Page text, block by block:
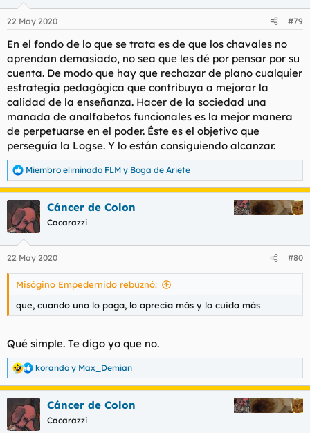
e
:
22 May 2020 #79
En el fondo de lo que se trata es de que los chavales no
aprendan demasiado, no sea que les dé por pensar por su
cuenta. De modo que hay que rechazar de plano cualquier
estrategia pedagógica que contribuya a mejorar la
calidad de la enseñanza. Hacer de la sociedad una
manada de analfabetos funcionales es la mejor manera
de perpetuarse en el poder. Éste es el objetivo que
perseguía la Logse. Y lo están consiguiendo alcanzar.
R
e
a
c
i
e
s
Miembro eliminado FLM y Boga de Ariete
Cáncer de Colon
Cacarazzi
22 May 2020 #80
Misógino Empedernido rebuznó:
que, cuando uno lo paga, lo aprecia más y lo cuida más
Qué simple. Te digo yo que no.
R
e
a
c
i
korando y Max_Demian
Cáncer de Colon
Cacarazzi